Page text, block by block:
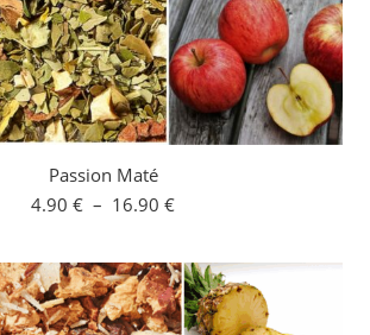
Passion Maté
4.90 € – 16.90 €Plage
4.90 €
à
16.90 €